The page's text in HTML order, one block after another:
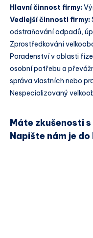
Hlavní činnost firmy:
Vedlejší činnosti firmy:
odstraňování odpadů,
Zprostředkování
Poradenství v oblasti
osobní potřebu a
správa vlastních nebo
Nespecializovaný
Máte zkušenosti
Napište nám je